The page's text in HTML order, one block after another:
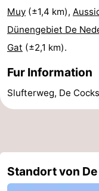
Forum
Fähre
-
Reisebuchshop
Muy (±1,4 km),
Dünengebiet De
Gat (±2,1 km).
Fur Information
Slufterweg, De
Standort von